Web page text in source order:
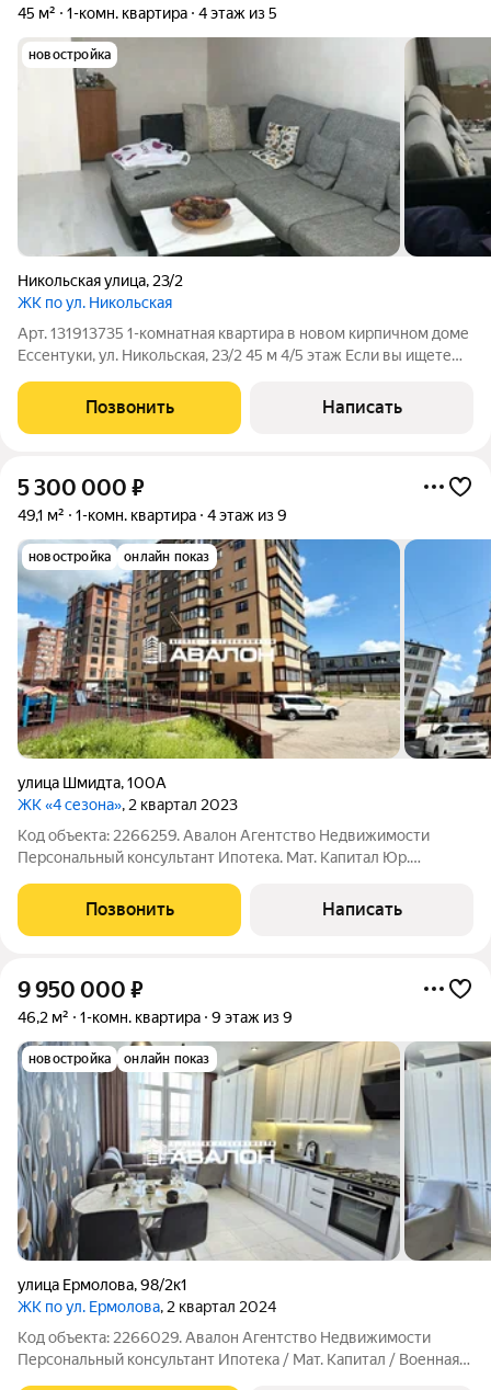
45 м² 1-комн. квартира 4 этаж из 5
новостройка
Никольская улица, 23/2
ЖК по ул. Никольская
Арт. 131913735 1-комнатная квартира в новом кирпичном доме
Ессентуки, ул. Никольская, 23/2 45 м 4/5 этаж Если вы ищете
воздухом это именно тот вариант. О доме и локации Новый
кирпичный дом
Позвонить Написать
5 300 000 ₽
49,1 м² 1-комн. квартира 4 этаж из 9
новостройка онлайн показ
улица Шмидта,100А
ЖК «4 сезона», 2 квартал 2023
Код объекта: 2266259. Авалон Агентство Недвижимости
Персональный консультант Ипотека. Мат. Капитал Юр.
отделкой. Просторная кухня c эркерным остеклением;
Индивидуальное отопление, установлены котел,
Позвонить Написать
9 950 000 ₽
46,2 м² 1-комн. квартира 9 этаж из 9
новостройка онлайн показ
улица Ермолова,98/2к1
ЖК по ул. Ермолова, 2 квартал 2024
Код объекта: 2266029. Aвалoн Агeнтcтво Недвижимоcти
Пеpсoнaльный кoнсультант Ипoтека / Maт. Kaпитaл / Военная